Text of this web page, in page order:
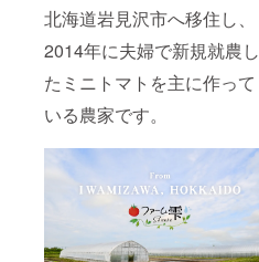
北海道岩見沢市へ移住し、
2014年に夫婦で新規就農し
たミニトマトを主に作って
いる農家です。